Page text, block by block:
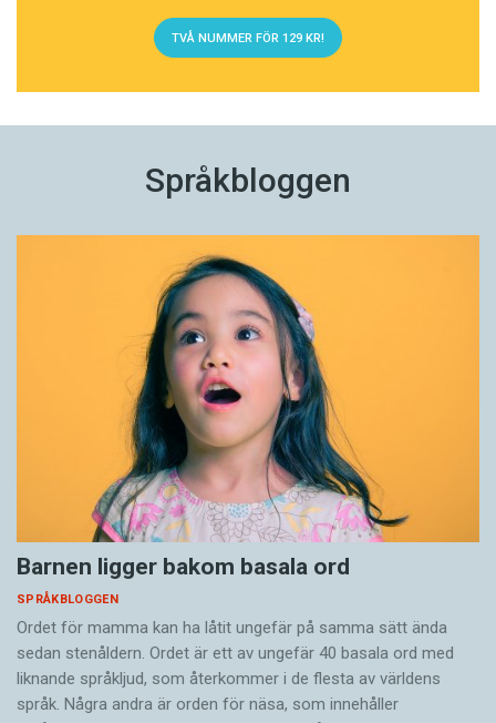
TVÅ NUMMER FÖR 129 KR!
Språkbloggen
Barnen ligger bakom basala ord
SPRÅKBLOGGEN
Ordet för mamma kan ha låtit ungefär på samma sätt ända
sedan stenåldern. Ordet är ett av ungefär 40 basala ord med
liknande språkljud, som återkommer i de flesta av världens
språk. Några andra är orden för näsa, som innehåller